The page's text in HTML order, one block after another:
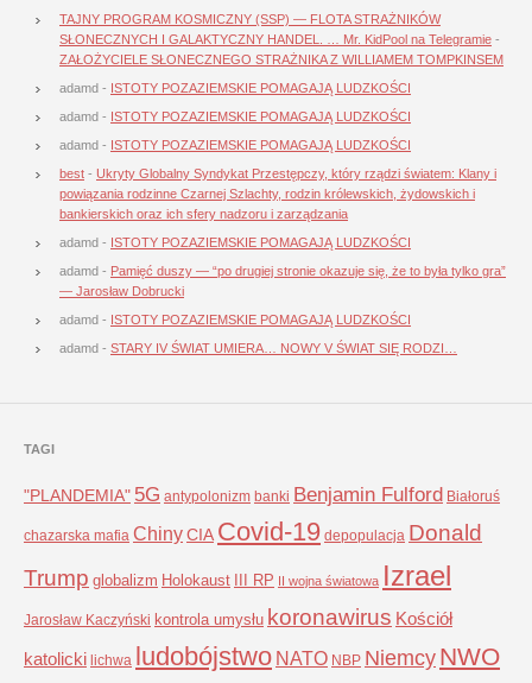
TAJNY PROGRAM KOSMICZNY (SSP) — FLOTA STRAŻNIKÓW
SŁONECZNYCH I GALAKTYCZNY HANDEL. … Mr. KidPool na Telegramie -
ZAŁOŻYCIELE SŁONECZNEGO STRAŻNIKA Z WILLIAMEM TOMPKINSEM
adamd - ISTOTY POZAZIEMSKIE POMAGAJĄ LUDZKOŚCI
adamd - ISTOTY POZAZIEMSKIE POMAGAJĄ LUDZKOŚCI
adamd - ISTOTY POZAZIEMSKIE POMAGAJĄ LUDZKOŚCI
best - Ukryty Globalny Syndykat Przestępczy, który rządzi światem: Klany i
powiązania rodzinne Czarnej Szlachty, rodzin królewskich, żydowskich i
bankierskich oraz ich sfery nadzoru i zarządzania
adamd - ISTOTY POZAZIEMSKIE POMAGAJĄ LUDZKOŚCI
adamd - Pamięć duszy — “po drugiej stronie okazuje się, że to była tylko gra”
— Jarosław Dobrucki
adamd - ISTOTY POZAZIEMSKIE POMAGAJĄ LUDZKOŚCI
adamd - STARY IV ŚWIAT UMIERA… NOWY V ŚWIAT SIĘ RODZI…
TAGI
"PLANDEMIA" 5G antypolonizm banki Benjamin Fulford Białoruś
chazarska mafia ChinyCIA Covid-19 depopulacja Donald
Trump globalizm Holokaust III RP II wojna światowa Izrael
Jarosław Kaczyński kontrola umysłu koronawirus Kościół
katolicki lichwa ludobójstwo NATO NBP NiemcyNWO